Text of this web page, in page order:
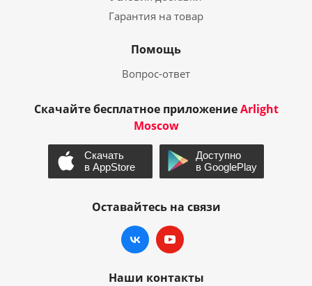
Гарантия на товар
Помощь
Вопрос-ответ
Скачайте бесплатное приложениеArlight
Moscow
Оставайтесь на связи
Наши контакты